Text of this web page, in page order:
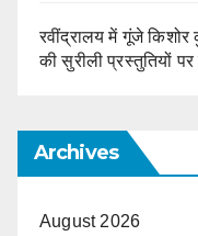
रवींद्रालय में गूंजे किशोर
की सुरीली प्रस्तुतियों
Archives
August 2026